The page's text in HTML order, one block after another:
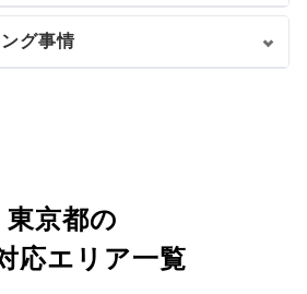
グ事情
東京都の
応エリア一覧